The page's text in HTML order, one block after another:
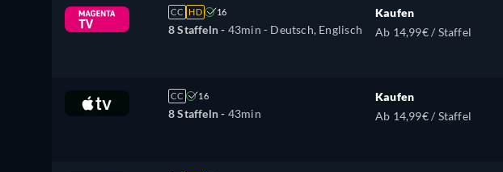
CC HD 16
8 Staffeln - 43min - Deutsch, Englisch
Kaufen
Ab 14,99€ / Staffel
CC 16
8 Staffeln - 43min
Kaufen
Ab 14,99€ / Staffel